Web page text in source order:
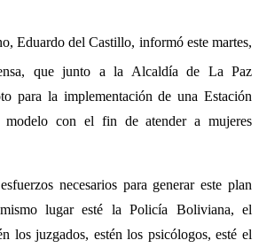
Eduardo del Castillo, informó este martes,
que junto a la Alcaldía de La Paz
para la implementación de una Estación
modelo con el fin de atender a mujeres
necesarios para generar este plan
lugar esté la Policía Boliviana, el
los juzgados, estén los psicólogos, esté el